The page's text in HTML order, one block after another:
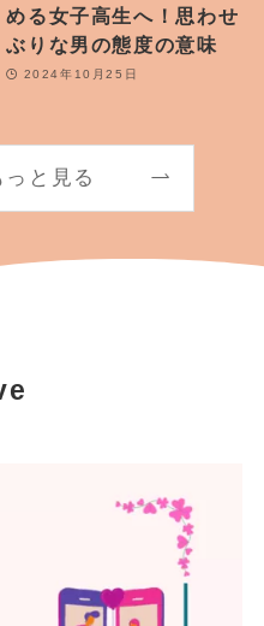
める女子高生へ！思わせ
ぶりな男の態度の意味
2024年10月25日
と見る